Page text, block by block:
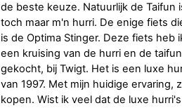
de beste keuze. Natuurlijk de Taifun
toch maar m'n hurri. De enige fiets
is de Optima Stinger. Deze fiets
een kruising van de hurri en de
gekocht, bij Twigt. Het is een luxe
van 1997. Met mijn huidige
kopen. Wist ik veel dat de luxe